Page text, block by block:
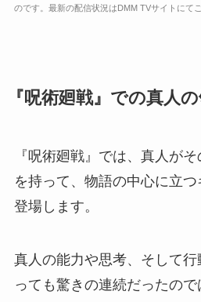
のです。最新の配信状況はDMM TVサイトにて
『呪術廻戦』での真人
『呪術廻戦』では、真人が
を持って、物語の中心に立
登場します。
真人の能力や思考、そして行
っても驚きの連続だったので